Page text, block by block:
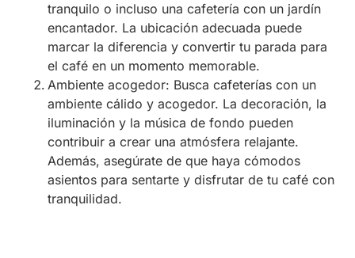
tranquilo o incluso una cafetería con un jardín
encantador. La ubicación adecuada puede
marcar la diferencia y convertir tu parada para
el café en un momento memorable.
Ambiente acogedor: Busca cafeterías con un
ambiente cálido y acogedor. La decoración, la
iluminación y la música de fondo pueden
contribuir a crear una atmósfera relajante.
Además, asegúrate de que haya cómodos
asientos para sentarte y disfrutar de tu café con
tranquilidad.